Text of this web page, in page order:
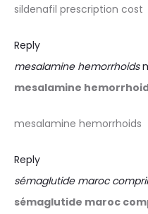
sildenafil prescription cost
Reply
mesalamine hemorrhoids
mesalamine
mesalamine hemorrhoids
Reply
sémaglutide maroc
sémaglutide maroc